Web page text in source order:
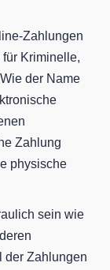
Zahlungen
Kriminelle,
der Name
Zahlung
physische
sein wie
der Zahlungen